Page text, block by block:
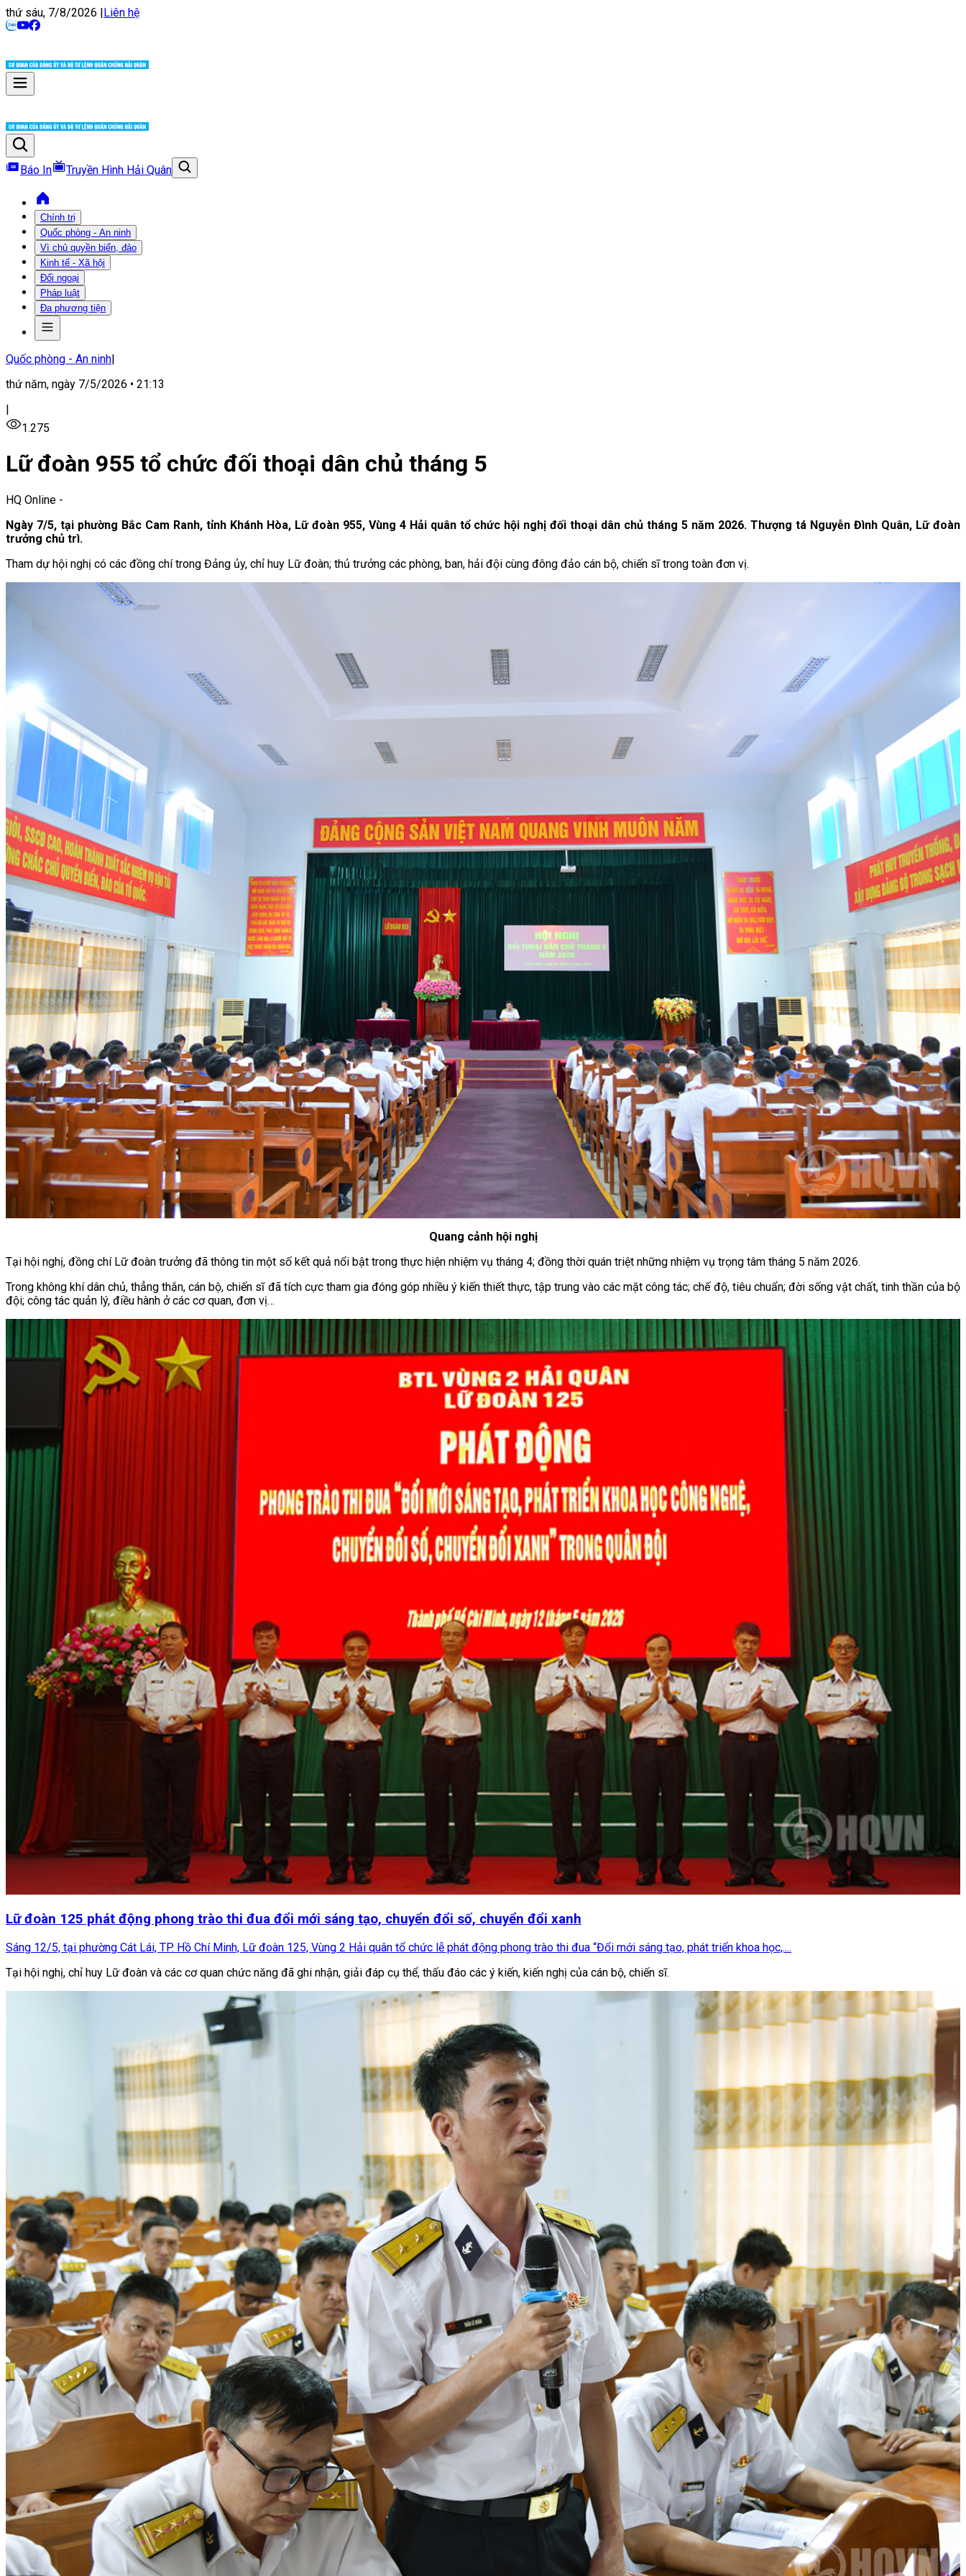
thứ sáu, 7/8/2026 |Liên hệ
Báo In Truyền Hình Hải Quân
Chính trị
Quốc phòng - An ninh
Vì chủ quyền biển, đảo
Kinh tế - Xã hội
Đối ngoại
Pháp luật
Đa phương tiện
Quốc phòng - An ninh|
thứ năm, ngày 7/5/2026 • 21:13
|
1.275
Lữ đoàn 955 tổ chức đối thoại dân chủ tháng 5
HQ Online -
Ngày 7/5, tại phường Bắc Cam Ranh, tỉnh Khánh Hòa, Lữ đoàn 955, Vùng 4 Hải quân tổ chức hội nghị đối thoại dân chủ tháng 5 năm 2026. Thượng tá Nguyễn Đình Quân, Lữ đoàn
trưởng chủ trì.
Tham dự hội nghị có các đồng chí trong Đảng ủy, chỉ huy Lữ đoàn; thủ trưởng các phòng, ban, hải đội cùng đông đảo cán bộ, chiến sĩ trong toàn đơn vị.
Quang cảnh hội nghị
Tại hội nghị, đồng chí Lữ đoàn trưởng đã thông tin một số kết quả nổi bật trong thực hiện nhiệm vụ tháng 4; đồng thời quán triệt những nhiệm vụ trọng tâm tháng 5 năm 2026.
Trong không khí dân chủ, thẳng thắn, cán bộ, chiến sĩ đã tích cực tham gia đóng góp nhiều ý kiến thiết thực, tập trung vào các mặt công tác; chế độ, tiêu chuẩn; đời sống vật chất, tinh thần của bộ
đội; công tác quản lý, điều hành ở các cơ quan, đơn vị…
Lữ đoàn 125 phát động phong trào thi đua đổi mới sáng tạo, chuyển đổi số, chuyển đổi xanh
Sáng 12/5, tại phường Cát Lái, TP. Hồ Chí Minh, Lữ đoàn 125, Vùng 2 Hải quân tổ chức lễ phát động phong trào thi đua “Đổi mới sáng tạo, phát triển khoa học,....
Tại hội nghị, chỉ huy Lữ đoàn và các cơ quan chức năng đã ghi nhận, giải đáp cụ thể, thấu đáo các ý kiến, kiến nghị của cán bộ, chiến sĩ.